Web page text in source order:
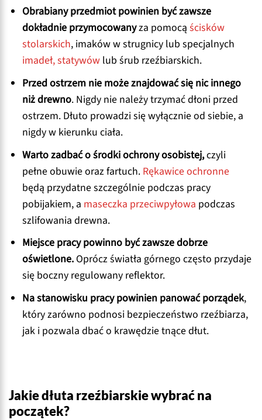
Obrabiany przedmiot powinien być zawsze
dokładnie przymocowanyza pomocąścisków
stolarskich, imaków w strugnicy lub specjalnych
imadeł, statywów lub śrub rzeźbiarskich.
Przed ostrzem nie może znajdować się nic innego
niż drewno. Nigdy nie należy trzymać dłoni przed
ostrzem. Dłuto prowadzi się wyłącznie od siebie, a
nigdy w kierunku ciała.
Warto zadbać o środki ochrony osobistej,czyli
pełne obuwie oraz fartuch. Rękawice ochronne
będą przydatne szczególnie podczas pracy
pobijakiem, a maseczka przeciwpyłowa podczas
szlifowania drewna.
Miejsce pracy powinno być zawsze dobrze
oświetlone. Oprócz światła górnego często przydaje
się boczny regulowany reflektor.
Na stanowisku pracy powinien panować porządek,
który zarówno podnosi bezpieczeństwo rzeźbiarza,
jak i pozwala dbać o krawędzie tnące dłut.
Jakie dłuta rzeźbiarskie wybrać na
początek?